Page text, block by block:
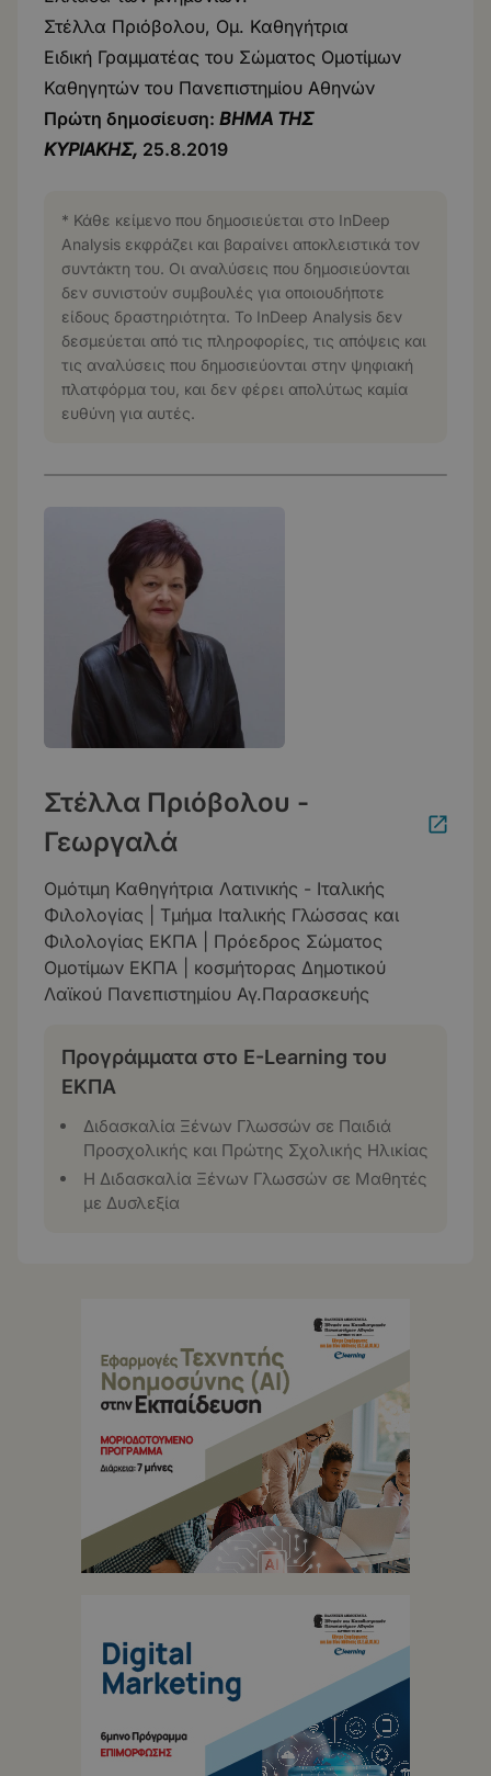
Στέλλα Πριόβολου, Ομ. Καθηγήτρια
Ειδική Γραμματέας του Σώματος Ομοτίμων
Καθηγητών του Πανεπιστημίου Αθηνών
Πρώτη δημοσίευση: ΒΗΜΑ ΤΗΣ
ΚΥΡΙΑΚΗΣ, 25.8.2019
* Κάθε κείμενο που δημοσιεύεται στο InDeep
Analysis εκφράζει και βαραίνει αποκλειστικά τον
συντάκτη του. Οι αναλύσεις που δημοσιεύονται
δεν συνιστούν συμβουλές για οποιουδήποτε
είδους δραστηριότητα. Το InDeep Analysis δεν
δεσμεύεται από τις πληροφορίες, τις απόψεις και
τις αναλύσεις που δημοσιεύονται στην ψηφιακή
πλατφόρμα του, και δεν φέρει απολύτως καμία
ευθύνη για αυτές.
Στέλλα Πριόβολου -
Γεωργαλά
Ομότιμη Καθηγήτρια Λατινικής - Ιταλικής
Φιλολογίας | Τμήμα Ιταλικής Γλώσσας και
Φιλολογίας ΕΚΠΑ | Πρόεδρος Σώματος
Ομοτίμων ΕΚΠΑ | κοσμήτορας Δημοτικού
Λαϊκού Πανεπιστημίου Αγ.Παρασκευής
Προγράμματα στο E-Learning του
ΕΚΠΑ
Διδασκαλία Ξένων Γλωσσών σε Παιδιά
Προσχολικής και Πρώτης Σχολικής Ηλικίας
Η Διδασκαλία Ξένων Γλωσσών σε Μαθητές
με Δυσλεξία